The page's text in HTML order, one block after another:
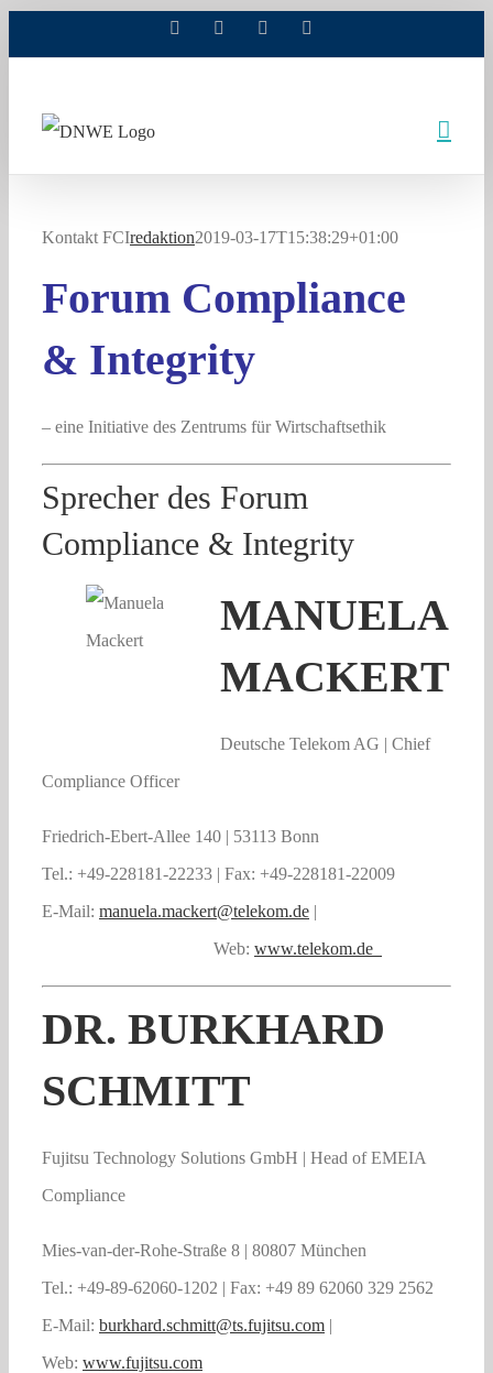
Facebook
Kontakt FCIredaktion2019-03-17T15:38:29+01:00
Forum Compliance
& Integrity
– eine Initiative des Zentrums für Wirtschaftsethik
Sprecher des Forum
Compliance & Integrity
MANUELA
MACKERT
Deutsche Telekom AG | Chief
Compliance Officer
Friedrich-Ebert-Allee 140 | 53113 Bonn
Tel.: +49-228181-22233 | Fax: +49-228181-22009
E-Mail: manuela.mackert@telekom.de |
Web: www.telekom.de
DR. BURKHARD
SCHMITT
Fujitsu Technology Solutions GmbH | Head of EMEIA
Compliance
Mies-van-der-Rohe-Straße 8 | 80807 München
Tel.: +49-89-62060-1202 | Fax: +49 89 62060 329 2562
E-Mail: burkhard.schmitt@ts.fujitsu.com |
Web: www.fujitsu.com